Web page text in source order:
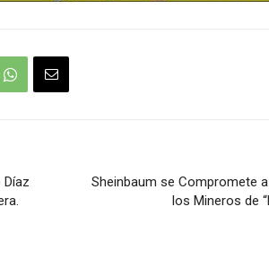
Sheinbaum se Compromete
los Mineros de